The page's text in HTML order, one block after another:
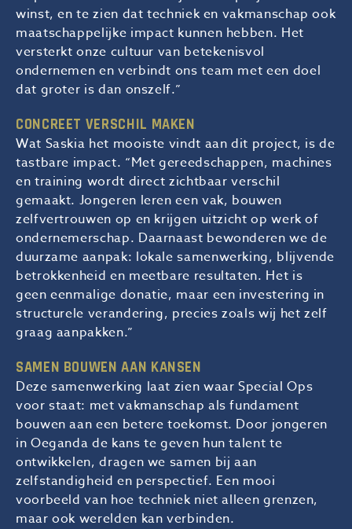
winst, en te zien dat techniek en vakmanschap ook
maatschappelijke impact kunnen hebben. Het
versterkt onze cultuur van betekenisvol
ondernemen en verbindt ons team met een doel
dat groter is dan onszelf.”
CONCREET VERSCHIL MAKEN
Wat Saskia het mooiste vindt aan dit project, is de
tastbare impact. “Met gereedschappen, machines
en training wordt direct zichtbaar verschil
gemaakt. Jongeren leren een vak, bouwen
zelfvertrouwen op en krijgen uitzicht op werk of
ondernemerschap. Daarnaast bewonderen we de
duurzame aanpak: lokale samenwerking, blijvende
betrokkenheid en meetbare resultaten. Het is
geen eenmalige donatie, maar een investering in
structurele verandering, precies zoals wij het zelf
graag aanpakken.”
SAMEN BOUWEN AAN KANSEN
Deze samenwerking laat zien waar Special Ops
voor staat: met vakmanschap als fundament
bouwen aan een betere toekomst. Door jongeren
in Oeganda de kans te geven hun talent te
ontwikkelen, dragen we samen bij aan
zelfstandigheid en perspectief. Een mooi
voorbeeld van hoe techniek niet alleen grenzen,
maar ook werelden kan verbinden.